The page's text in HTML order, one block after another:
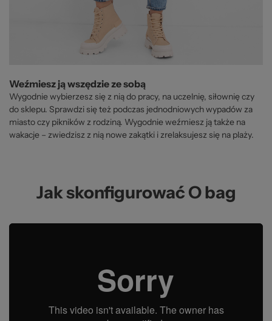
Weźmiesz ją wszędzie ze sobą
Wygodnie wybierzesz się z nią do pracy, na uczelnię, siłownię czy
do sklepu. Sprawdzi się też podczas jednodniowych wypadów za
miasto czy pikników z rodziną. Wygodnie weźmiesz ją także na
wakacje – zwiedzisz z nią nowe zakątki i zrelaksujesz się na plaży.
Jak skonfigurować O bag